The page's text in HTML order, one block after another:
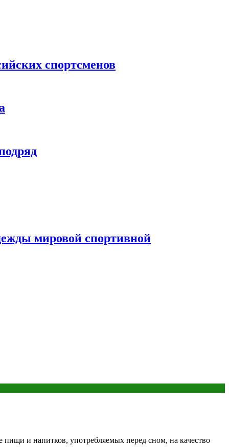
спортсменов
мировой спортивной
и напитков, употребляемых перед сном, на качество